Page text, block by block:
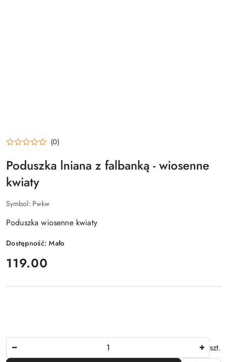
(0)
Poduszka lniana z falbanką - wiosenne
kwiaty
Symbol: Pwkw
Poduszka wiosenne kwiaty
Dostępność:Mało
cena:
119.00
szt.